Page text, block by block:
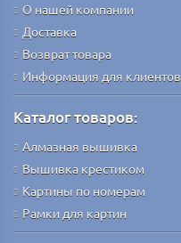
О нашей компании
Доставка
Возврат товара
Информация для клиентов
Каталог товаров:
Алмазная вышивка
Вышивка крестиком
Картины по номерам
Рамки для картин